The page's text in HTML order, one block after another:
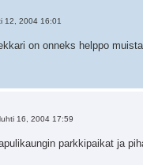
12, 2004 16:01
on onneks helppo
16, 2004 17:59
parkkipaikat ja